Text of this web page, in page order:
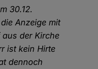
30.12.
Anzeige mit
der Kirche
ist kein Hirte
dennoch